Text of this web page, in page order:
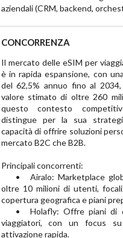
aziendali (CRM, backend,
CONCORRENZA
Il mercato delle eSIM per
è in rapida espansione, con
del 62,5% annuo fino al
valore stimato di oltre 260
questo contesto
distingue per la sua
capacità di offrire soluzioni
mercato B2C che B2B.
Principali concorrenti:
•	Airalo: Marketplace
oltre 10 milioni di utenti,
copertura geografica e piani
•	Holafly: Offre piani di
viaggiatori, con un focus
attivazione rapida.
per dispositivi
•	Saily – App giovane e
attenzione all’esperienza
Differenziazione
•	Approccio integrato:
sviluppo software interno, gestione diretta del
artificiale e network marketing.
•	Focalizzazione sul B2B:
B2C, Mindcode sta
B2B innovativa per l’acquisto di
segmento ancora poco
•	Personalizzazione e
di offrire soluzioni su misura per partner e clienti,